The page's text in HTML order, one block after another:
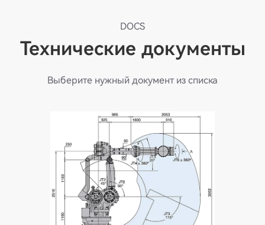
DOCS
Технические документы
Выберите нужный документ из списка